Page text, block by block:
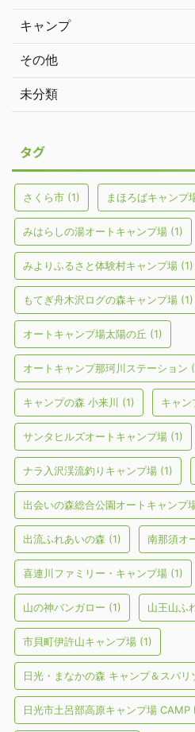
キャンプ
その他
未分類
タグ
さくら市 (1) まほろばキャンプ
みはらしの湯オートキャンプ場 (1)
みよりふるさと体験村キャンプ場 (1)
もてぎ舟木沢ログの森キャンプ場 (1)
オートキャンプ場太陽の丘 (1)
オートキャンプ那珂川ステーション
キャンプの森 小来川 (1) キャン
サンタヒルズオートキャンプ場 (1)
ナラ入沢渓流釣りキャンプ場 (1)
出会いの森総合公園オートキャンプ
出流ふれあいの森 (1) 南那須オ
喜連川ファミリー・キャンプ場 (1)
山の神バンガロー (1) 山王山ふ
市貝町伊許山キャンプ場 (1)
日光・まなかの森 キャンプ＆スパリ
日光市土呂部高原キャンプ場 CAMP